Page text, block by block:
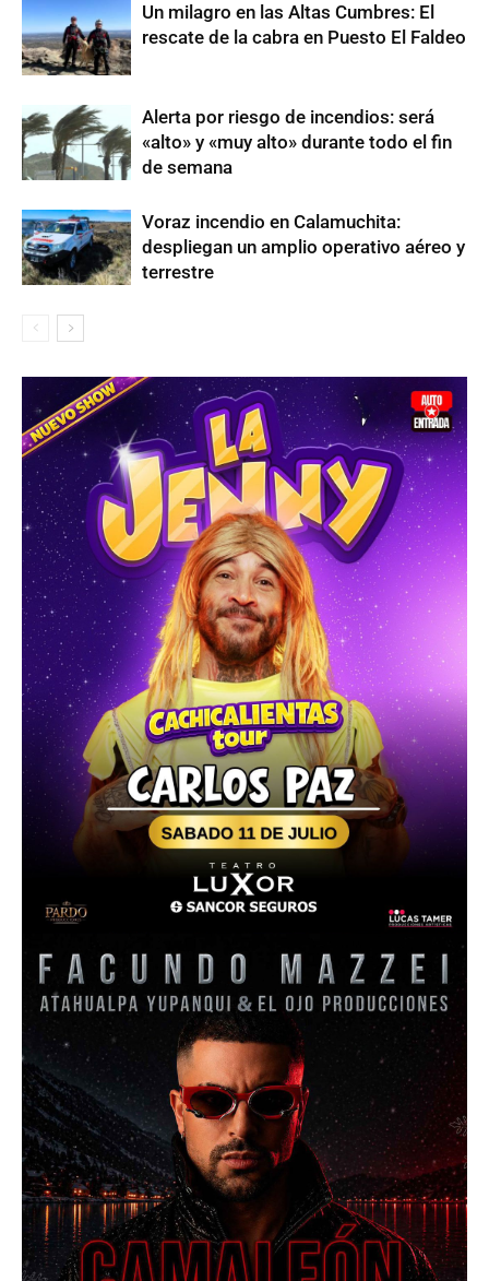
Un milagro en las Altas Cumbres: El
rescate de la cabra en Puesto El Faldeo
Alerta por riesgo de incendios: será
«alto» y «muy alto» durante todo el fin
de semana
Voraz incendio en Calamuchita:
despliegan un amplio operativo aéreo y
terrestre